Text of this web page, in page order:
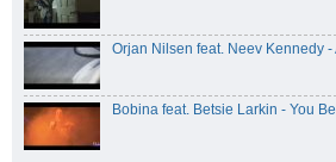
Orjan Nilsen feat. Neev Kennedy
Bobina feat. Betsie Larkin - You